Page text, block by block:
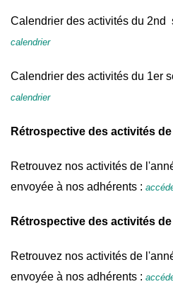
Calendrier des activités du 2nd
calendrier
Calendrier des activités du 1er
calendrier
Rétrospective des activités
Retrouvez nos activités de
envoyée à nos adhérents :
Rétrospective des activités
Retrouvez nos activités de
envoyée à nos adhérents :